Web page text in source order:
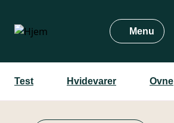
hovedindhold
Menu
Test Hvidevarer Ovne